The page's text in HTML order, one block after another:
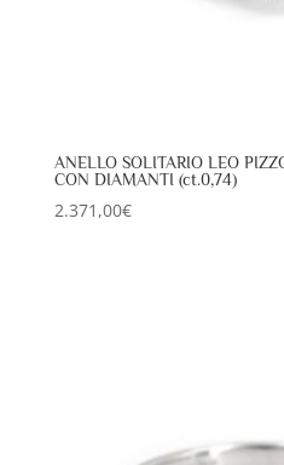
ANELLO SOLITARIO LEO
CON DIAMANTI (ct.0,74)
2.371,00€